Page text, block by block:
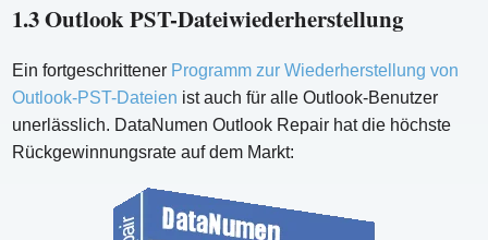
1.3 Outlook PST-Dateiwiederherstellung
Ein fortgeschrittener Programm zur Wiederherstellung von
Outlook-PST-Dateien ist auch für alle Outlook-Benutzer
unerlässlich. DataNumen Outlook Repair hat die höchste
Rückgewinnungsrate auf dem Markt: